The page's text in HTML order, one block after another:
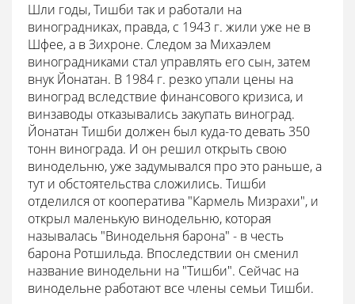
Шли годы, Тишби так и работали на
виноградниках, правда, с 1943 г. жили уже не в
Шфее, а в Зихроне. Следом за Михаэлем
виноградниками стал управлять его сын, затем
внук Йонатан. В 1984 г. резко упали цены на
виноград вследствие финансового кризиса, и
винзаводы отказывались закупать виноград.
Йонатан Тишби должен был куда-то девать 350
тонн винограда. И он решил открыть свою
винодельню, уже задумывался про это раньше, а
тут и обстоятельства сложились. Тишби
отделился от кооператива "Кармель Мизрахи", и
открыл маленькую винодельню, которая
называлась "Винодельня барона" - в честь
барона Ротшильда. Впоследствии он сменил
название винодельни на "Тишби". Сейчас на
винодельне работают все члены семьи Тишби.